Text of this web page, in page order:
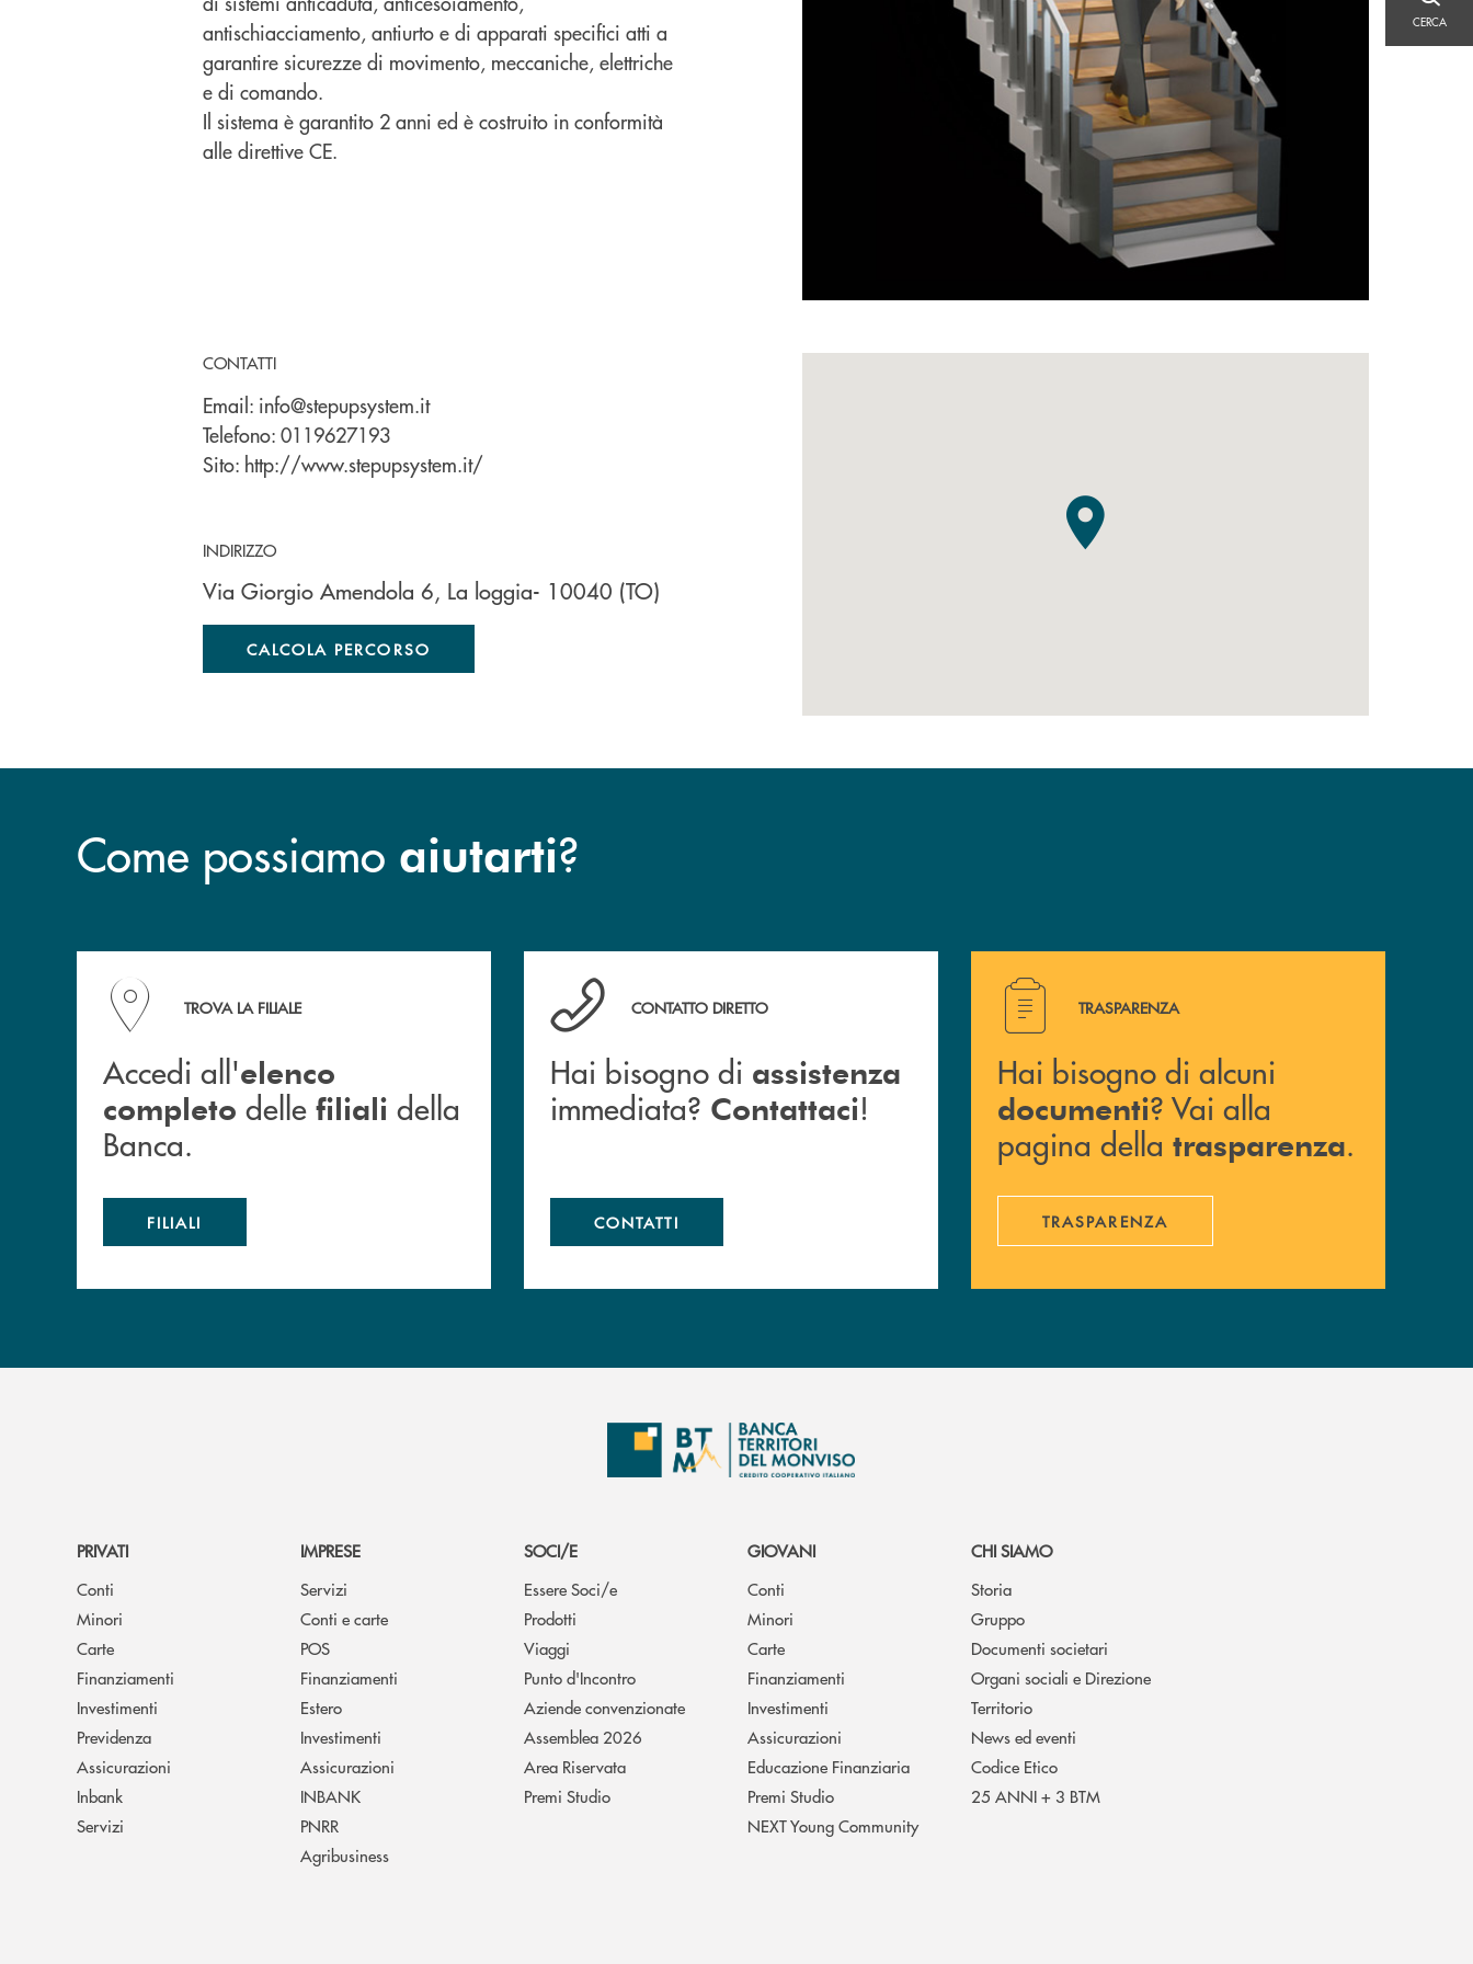
CERCA
antischiacciamento, antiurtoe di apparati specifici atti a
garantire sicurezze di movimento, meccaniche, elettriche
e di comando.
Il sistema è garantito 2 anni ed è costruito in conformità
alle direttive CE.
CONTATTI
Email: info@stepupsystem.it
Telefono: 0119627193
Sito: http://www.stepupsystem.it/
INDIRIZZO
Via Giorgio Amendola 6, La loggia- 10040 (TO)
CALCOLA PERCORSO
Come possiamo aiutarti?
Accedi all' elenco completo delle filiali della Banca.
TROVA LA FILIALE
Accedi all'elenco
completo delle filiali della
Banca.
FILIALI
Hai bisogno di assistenza immediata? Contattaci !
CONTATTO DIRETTO
Hai bisogno di assistenza
immediata? Contattaci!
CONTATTI
Hai bisogno di alcuni documenti ? Vai alla pagina della
TRASPARENZA
Hai bisogno di alcuni
documenti? Vai alla
pagina della trasparenza.
TRASPARENZA
PRIVATI
Conti
Minori
Carte
Finanziamenti
Investimenti
Previdenza
Assicurazioni
Inbank
Servizi
IMPRESE
Servizi
Conti e carte
POS
Finanziamenti
Estero
Investimenti
Assicurazioni
INBANK
PNRR
Agribusiness
SOCI/E
Essere Soci/e
Prodotti
Viaggi
Punto d'Incontro
Aziende convenzionate
Assemblea 2026
Area Riservata
Premi Studio
GIOVANI
Conti
Minori
Carte
Finanziamenti
Investimenti
Assicurazioni
Educazione Finanziaria
Premi Studio
NEXT Young Community
CHI SIAMO
Storia
Gruppo
Documenti societari
Organi sociali e Direzione
Territorio
News ed eventi
Codice Etico
25 ANNI + 3 BTM